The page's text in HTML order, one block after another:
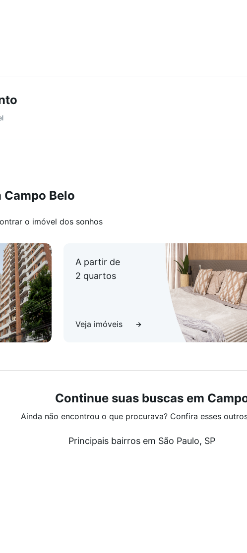
Belo
o imóvel dos sonhos
A partir de
2 quartos
Veja imóveis
Continue suas buscas em
Ainda não encontrou o que procurava? Confira esses
Principais bairros em São Paulo, SP